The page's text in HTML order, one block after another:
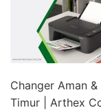
Changer Aman
Timur | Arthex